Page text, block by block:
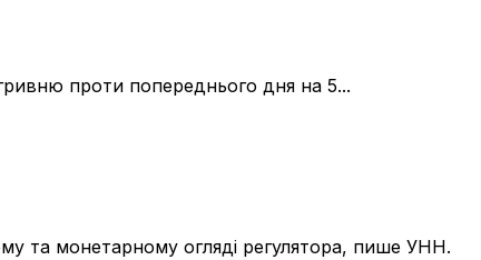
проти попереднього дня на 5...
та монетарному огляді регулятора, пише УНН.